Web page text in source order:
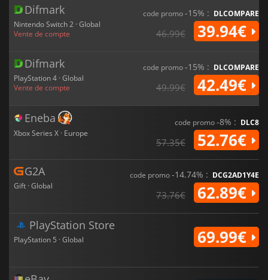
Difmark
Nintendo Switch 2 · Global
Vente de compte
code promo-15% : DLCOMPARE
46.99€ 39.94€
Difmark
PlayStation 4 · Global
Vente de compte
code promo-15% : DLCOMPARE
49.99€ 42.49€
Eneba
Xbox Series X · Europe
code promo-8% : DLC8
57.35€ 52.76€
G2A
Gift · Global
code promo-14.74% : DCG2AD1Y4E
73.76€ 62.89€
PlayStation Store
PlayStation 5 · Global 69.99€